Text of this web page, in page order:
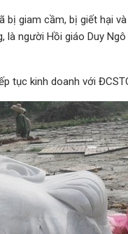
bị giam cầm, bị giết hại
là người Hồi giáo Duy
tục kinh doanh với